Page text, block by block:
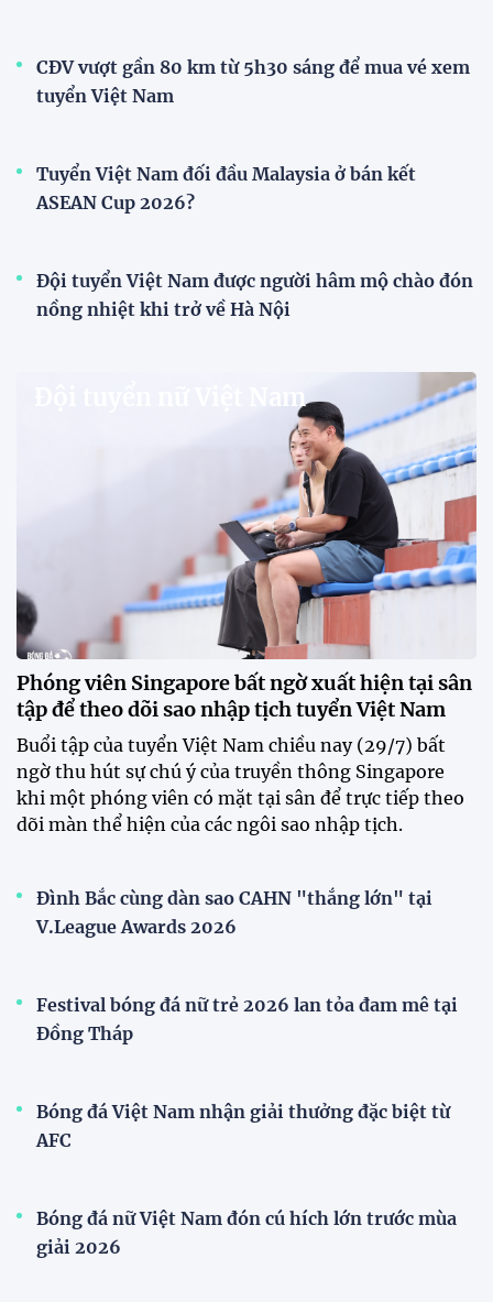
V-League
V.League chính thức khoác "áo mới" trước mùa
VPF chính thức ra mắt bộ nhận diện thương hiệu và
slogan mới cho hệ thống các giải bóng đá chuyên
nghiệp quốc gia, mở ra diện mạo mới cho V.League
trước mùa giải 2026-2027.
HLV Văn Sỹ Sơn: "Tôi đặt bút ký bằng niềm tin và
khát vọng"
CLB Sông Lam Nghệ An chính thức có nhà tài trợ
mới
Tiền đạo Đình Bắc chốt tương lai sau tin đồn sang
Nhật Bản thi đấu
ĐKVĐ Cúp Quốc gia chiêu mộ sao trẻ của ĐT Việt
Đội tuyển Việt Nam